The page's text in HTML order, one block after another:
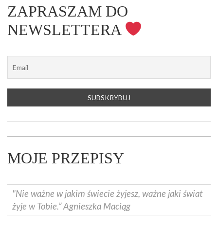
ZAPRASZAM DO
NEWSLETTERA
MOJE PRZEPISY
"Nie ważne w jakim świecie żyjesz, ważne jaki świat
żyje w Tobie.” Agnieszka Maciąg